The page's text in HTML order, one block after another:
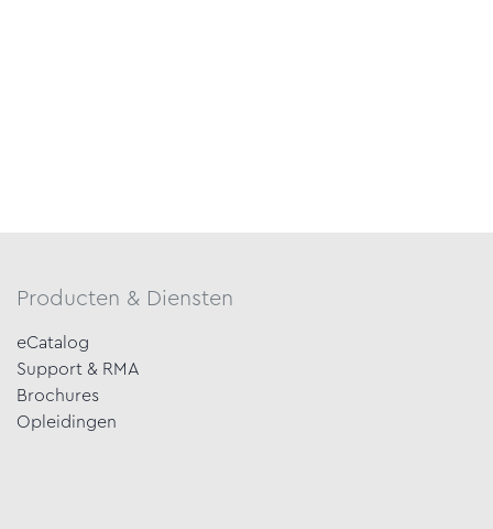
Producten & Diensten
eCatalog
Support & RMA
Brochures
Opleidingen